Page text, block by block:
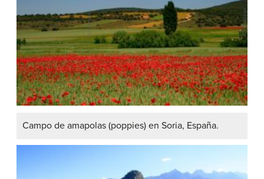
Campo de amapolas (poppies) en Soria, España.